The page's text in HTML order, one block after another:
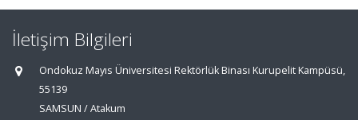
İletişim Bilgileri
Ondokuz Mayıs Üniversitesi Rektörlük Binası Kurupelit Kampüsü,
55139
SAMSUN / Atakum